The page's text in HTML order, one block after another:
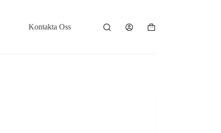
Kontakta Oss Varukorg